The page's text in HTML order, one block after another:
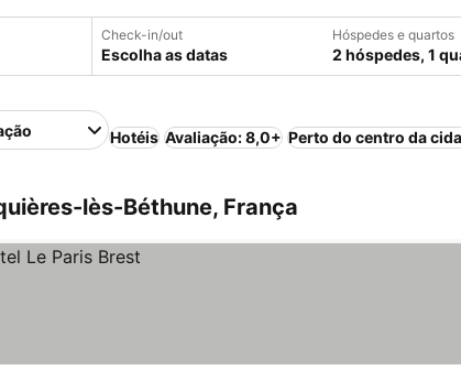
Check-in/out
Escolha as datas
Hóspedes e quartos
2 hóspedes, 1
Hotéis Avaliação: 8,0+ Perto do centro da
lès-Béthune, França